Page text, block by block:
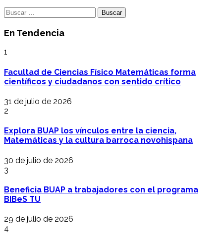
Buscar:
En Tendencia
1
Facultad de Ciencias Físico Matemáticas forma
científicos y ciudadanos con sentido crítico
31 de julio de 2026
2
Explora BUAP los vínculos entre la ciencia,
Matemáticas y la cultura barroca novohispana
30 de julio de 2026
3
Beneficia BUAP a trabajadores con el programa
BIBeS TU
29 de julio de 2026
4